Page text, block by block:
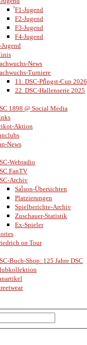
F1-Jugend
F2-Jugend
F3-Jugend
F4-Jugend
Jugend
News
Turniere
11. DSC-Pfingst-Cup 2026
22. DSC-Hallenserie 2025
1898 @ Social Media
Aktion
News
Webradio
FanTV
Archiv
Saison-Übersichten
Platzierungen
Spielberichte-Archiv
Zuschauer-Statistik
Ex-Spieler
on Tour
Buch-Shop: 125 Jahre DSC